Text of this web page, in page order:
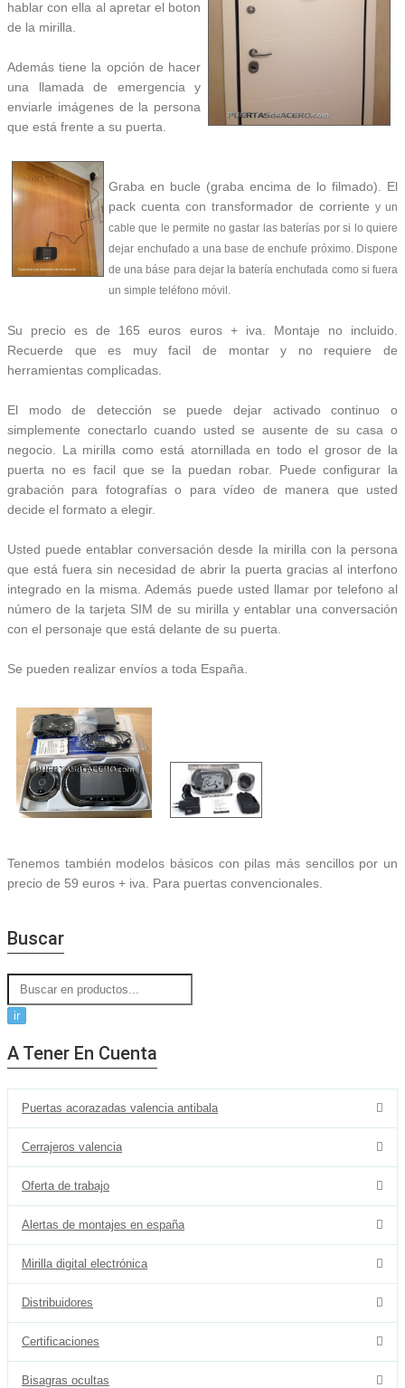
hablar con ella al apretar el boton
de la mirilla.
Además tiene la opción de hacer
una llamada de emergencia y
enviarle imágenes de la persona
que está frente a su puerta.
Graba en bucle (graba encima de lo filmado). El
pack cuenta con transformador de corriente y un
cable que le permite no gastar las baterías por si lo quiere
dejar enchufado a una base de enchufe próximo. Dispone
de una báse para dejar la batería enchufada como si fuera
un simple teléfono móvil.
Su precio es de 165 euros euros + iva. Montaje no incluido.
Recuerde que es muy facil de montar y no requiere de
herramientas complicadas.
El modo de detección se puede dejar activado continuo o
simplemente conectarlo cuando usted se ausente de su casa o
negocio. La mirilla como está atornillada en todo el grosor de la
puerta no es facil que se la puedan robar. Puede configurar la
grabación para fotografías o para vídeo de manera que usted
decide el formato a elegir.
Usted puede entablar conversación desde la mirilla con la persona
que está fuera sin necesidad de abrir la puerta gracias al interfono
integrado en la misma. Además puede usted llamar por telefono al
número de la tarjeta SIM de su mirilla y entablar una conversación
con el personaje que está delante de su puerta.
Se pueden realizar envíos a toda España.
Tenemos también modelos básicos con pilas más sencillos por un
precio de 59 euros + iva. Para puertas convencionales.
Buscar
A Tener En Cuenta
Puertas acorazadas valencia antibala
Cerrajeros valencia
Oferta de trabajo
Alertas de montajes en españa
Mirilla digital electrónica
Distribuidores
Certificaciones
Bisagras ocultas